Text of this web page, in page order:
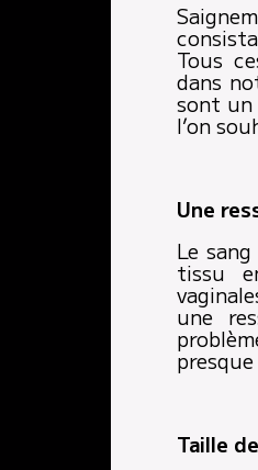
Tous
dans
sont un
l’on
Une
Le
tissu
une
Taille